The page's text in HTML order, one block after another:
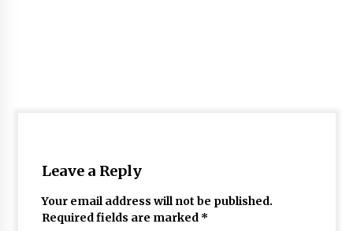
Leave a Reply
Your email address will not be published.
Required fields are marked *